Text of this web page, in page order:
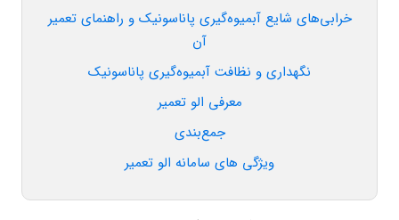
خرابی‌های شایع آبمیوه‌گیری پاناسونیک و راهنمای تعمیر
آن
نگهداری و نظافت آبمیوه‌گیری پاناسونیک
معرفی الو تعمیر
جمع‌بندی
ویژگی های سامانه الو تعمیر